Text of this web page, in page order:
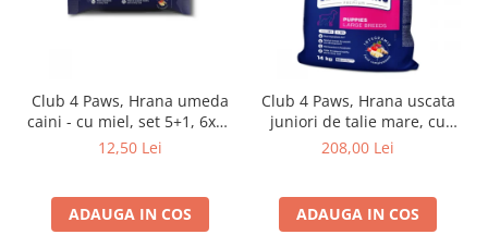
Club 4 Paws, Hrana umeda
caini - cu miel, set 5+1, 6x80
g
12,50 Lei
ADAUGA IN COS
Club 4 Paws, Hrana uscata
juniori de talie mare, cu
pui, 14kg
208,00 Lei
ADAUGA IN COS